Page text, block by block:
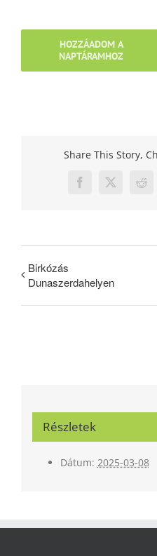
HOZZÁADOM A
NAPTÁRAMHOZ
Share This Story,
Facebook
X
Birkózás
Dunaszerdahelyen
Részletek
Dátum: 2025-03-08